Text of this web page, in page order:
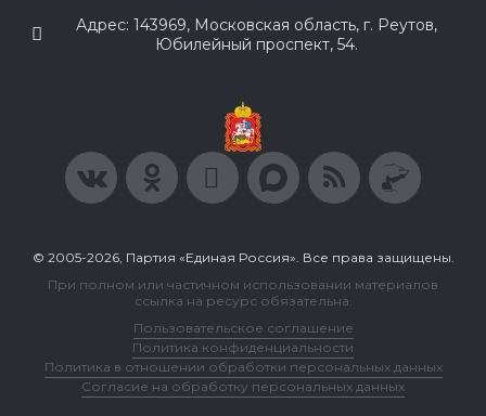
Адрес: 143969, Московская область, г. Реутов,
Юбилейный проспект, 54.
© 2005-2026, Партия «Единая Россия». Все права защищены.
При полном или частичном использовании материалов
ссылка на ресурс обязательна.
Пользовательское соглашение
Политика конфиденциальности
Политика в отношении обработки персональных данных
Согласие на обработку персональных данных